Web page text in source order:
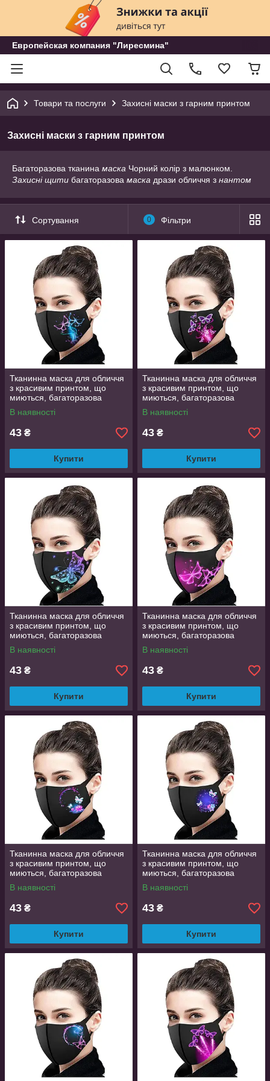
Европейская компания "Лиресмина"
Товари та послуги Захисні маски з гарним принтом
Захисні маски з гарним принтом
Багаторазова тканина маска Чорний колір з малюнком.
Захисні щити багаторазова маска дрази обличчя з нантом
Сортування 0 Фільтри
Тканинна маска для обличчя
з красивим принтом, що
миються, багаторазова
маска, легко дихати в ній
В наявності
43 ₴
Купити
Тканинна маска для обличчя
з красивим принтом, що
миються, багаторазова
маска, легко дихати в ній
В наявності
43 ₴
Купити
Тканинна маска для обличчя
з красивим принтом, що
миються, багаторазова
маска, легко дихати в ній
В наявності
43 ₴
Купити
Тканинна маска для обличчя
з красивим принтом, що
миються, багаторазова
маска, легко дихати в ній
В наявності
43 ₴
Купити
Тканинна маска для обличчя
з красивим принтом, що
миються, багаторазова
маска, легко дихати в ній
В наявності
43 ₴
Купити
Тканинна маска для обличчя
з красивим принтом, що
миються, багаторазова
маска, легко дихати в ній
В наявності
43 ₴
Купити